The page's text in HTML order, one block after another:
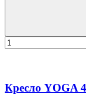
Кресло YOGA